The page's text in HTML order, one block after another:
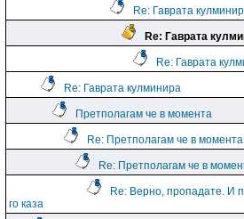
Re: Гаврата
Re: Гаврата
Re: Гаврата
Re: Гаврата кулминира
Претполагам че в момента
Re: Претполагам че в момента
Re: Претполагам че в
Re: Верно, пропадате. И
го каза